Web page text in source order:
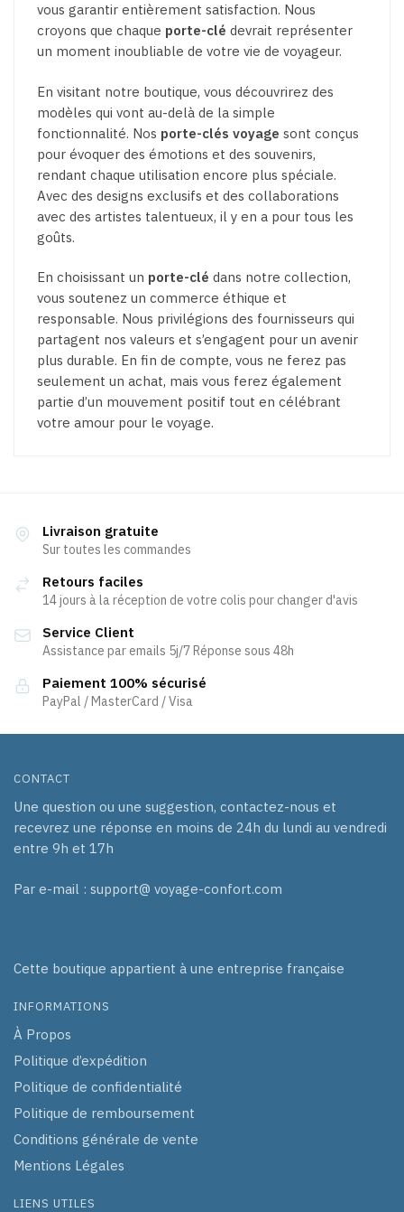
vous garantir entièrement satisfaction. Nous
croyons que chaque porte-clé devrait représenter
un moment inoubliable de votre vie de voyageur.
En visitant notre boutique, vous découvrirez des
modèles qui vont au-delà de la simple
fonctionnalité. Nos porte-clés voyage sont conçus
pour évoquer des émotions et des souvenirs,
rendant chaque utilisation encore plus spéciale.
Avec des designs exclusifs et des collaborations
avec des artistes talentueux, il y en a pour tous les
goûts.
En choisissant un porte-clé dans notre collection,
vous soutenez un commerce éthique et
responsable. Nous privilégions des fournisseurs qui
partagent nos valeurs et s’engagent pour un avenir
plus durable. En fin de compte, vous ne ferez pas
seulement un achat, mais vous ferez également
partie d’un mouvement positif tout en célébrant
votre amour pour le voyage.
Livraison gratuite
Sur toutes les commandes
Retours faciles
14 jours à la réception de votre colis pour changer d'avis
Service Client
Assistance par emails 5j/7 Réponse sous 48h
Paiement 100% sécurisé
PayPal / MasterCard / Visa
CONTACT
Une question ou une suggestion, contactez-nous et
recevrez une réponse en moins de 24h du lundi au vendredi
entre 9h et 17h
Par e-mail : support@ voyage-confort.com
Cette boutique appartient à une entreprise française
INFORMATIONS
À Propos
Politique d’expédition
Politique de confidentialité
Politique de remboursement
Conditions générale de vente
Mentions Légales
LIENS UTILES